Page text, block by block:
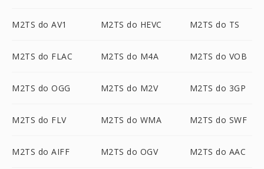
M2TS do AV1 M2TS do HEVC M2TS do TS
M2TS do FLAC M2TS do M4A M2TS do VOB
M2TS do OGG M2TS do M2V M2TS do 3GP
M2TS do FLV M2TS do WMA M2TS do SWF
M2TS do AIFF M2TS do OGV M2TS do AAC